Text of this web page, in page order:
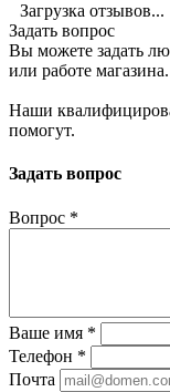
Загрузка отзывов...
Задать вопрос
Вы можете задать
или работе магазина.
Наши
помогут.
Задать вопрос
Вопрос *
Ваше имя *
Телефон *
Почта